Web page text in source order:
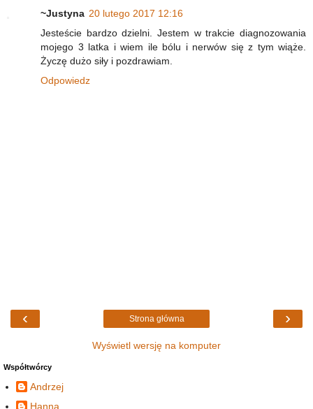
~Justyna 20 lutego 2017 12:16
Jesteście bardzo dzielni. Jestem w trakcie diagnozowania
mojego 3 latka i wiem ile bólu i nerwów się z tym wiąże.
Życzę dużo siły i pozdrawiam.
Odpowiedz
‹ ›
Strona główna
Wyświetl wersję na komputer
Współtwórcy
Andrzej
Hanna